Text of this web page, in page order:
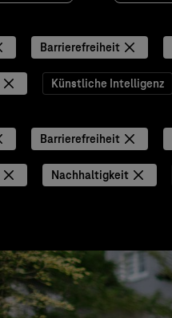
Barrierefreiheit
Künstliche Intelligenz
Barrierefreiheit
Nachhaltigkeit